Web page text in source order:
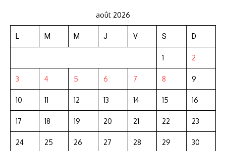
août 2026
L M M J V S D
1 2
3 4 5 6 7 8 9
10 11 12 13 14 15 16
17 18 19 20 21 22 23
24 25 26 27 28 29 30